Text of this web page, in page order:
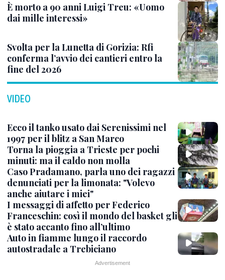
È morto a 90 anni Luigi Treu: «Uomo
dai mille interessi»
Svolta per la Lunetta di Gorizia: Rfi
conferma l’avvio dei cantieri entro la
fine del 2026
VIDEO
Ecco il tanko usato dai Serenissimi nel
1997 per il blitz a San Marco
Torna la pioggia a Trieste per pochi
minuti: ma il caldo non molla
Caso Pradamano, parla uno dei ragazzi
denunciati per la limonata: "Volevo
anche aiutare i miei"
I messaggi di affetto per Federico
Franceschin: così il mondo del basket gli
è stato accanto fino all’ultimo
Auto in fiamme lungo il raccordo
autostradale a Trebiciano